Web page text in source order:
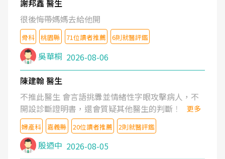
謝邦鑫 醫生
很後悔帶媽媽去給他開
骨科 桃園縣 71位讀者推薦 6則就醫評鑑
吳華桐 2026-08-06
陳建翰 醫生
不推此醫生 會言語挑釁並情緒性字眼攻擊病人，不
開設診斷證明書，還會質疑其他醫生的判斷！
更多
婦產科 嘉義縣 20位讀者推薦 2則就醫評鑑
殷迺中 2026-08-05